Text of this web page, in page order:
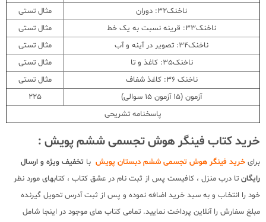
ناخنک32: دوران
مثال تستی
ناخنک33: قرینه نسبت به یک خط
مثال تستی
ناخنک34: تصویر در آینه و آب
مثال تستی
ناخنک35: کاغذ و تا
مثال تستی
ناخنک 36: کاغذ شفاف
مثال تستی
آزمون (15 آزمون 15 سوالی)
225
پاسخنامه تشریحی
خرید کتاب فینگر هوش تجسمی ششم پویش :
برای خرید فینگر هوش تجسمی ششم دبستان پویش با تخفیف ویژه و ارسال
رایگان تا درب منزل ، کافیست پس از ثبت نام در عشق کتاب ، کتابهای مورد نظر
خود را انتخاب و به سبد خرید اضافه نموده و پس از ثبت آدرس تحویل گیرنده
مبلغ سفارش را آنلاین پرداخت نمایید. تمامی کتاب های موجود در اینجا شامل